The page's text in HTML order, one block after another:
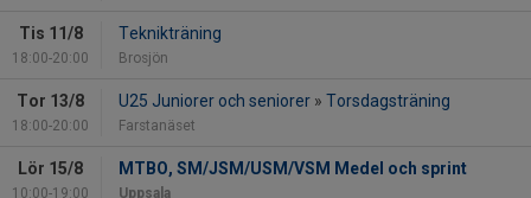
Tis 11/8
18:00-20:00
Teknikträning
Brosjön
Tor 13/8
18:00-20:00
U25 Juniorer och seniorer » Torsdagsträning
Farstanäset
Lör 15/8
10:00-19:00
MTBO, SM/JSM/USM/VSM Medel och sprint
Uppsala